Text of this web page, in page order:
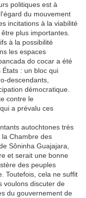
politiques est à
du mouvement
incitations à la viabilité
plus importantes.
à la possibilité
les espaces
do cocar a été
: un bloc qui
descendants,
démocratique.
contre le
a prévalu ces
autochtones très
Chambre des
Sôninha Guajajara,
et serait une bonne
des peuples
Toutefois, cela ne suffit
voulons discuter de
du gouvernement de